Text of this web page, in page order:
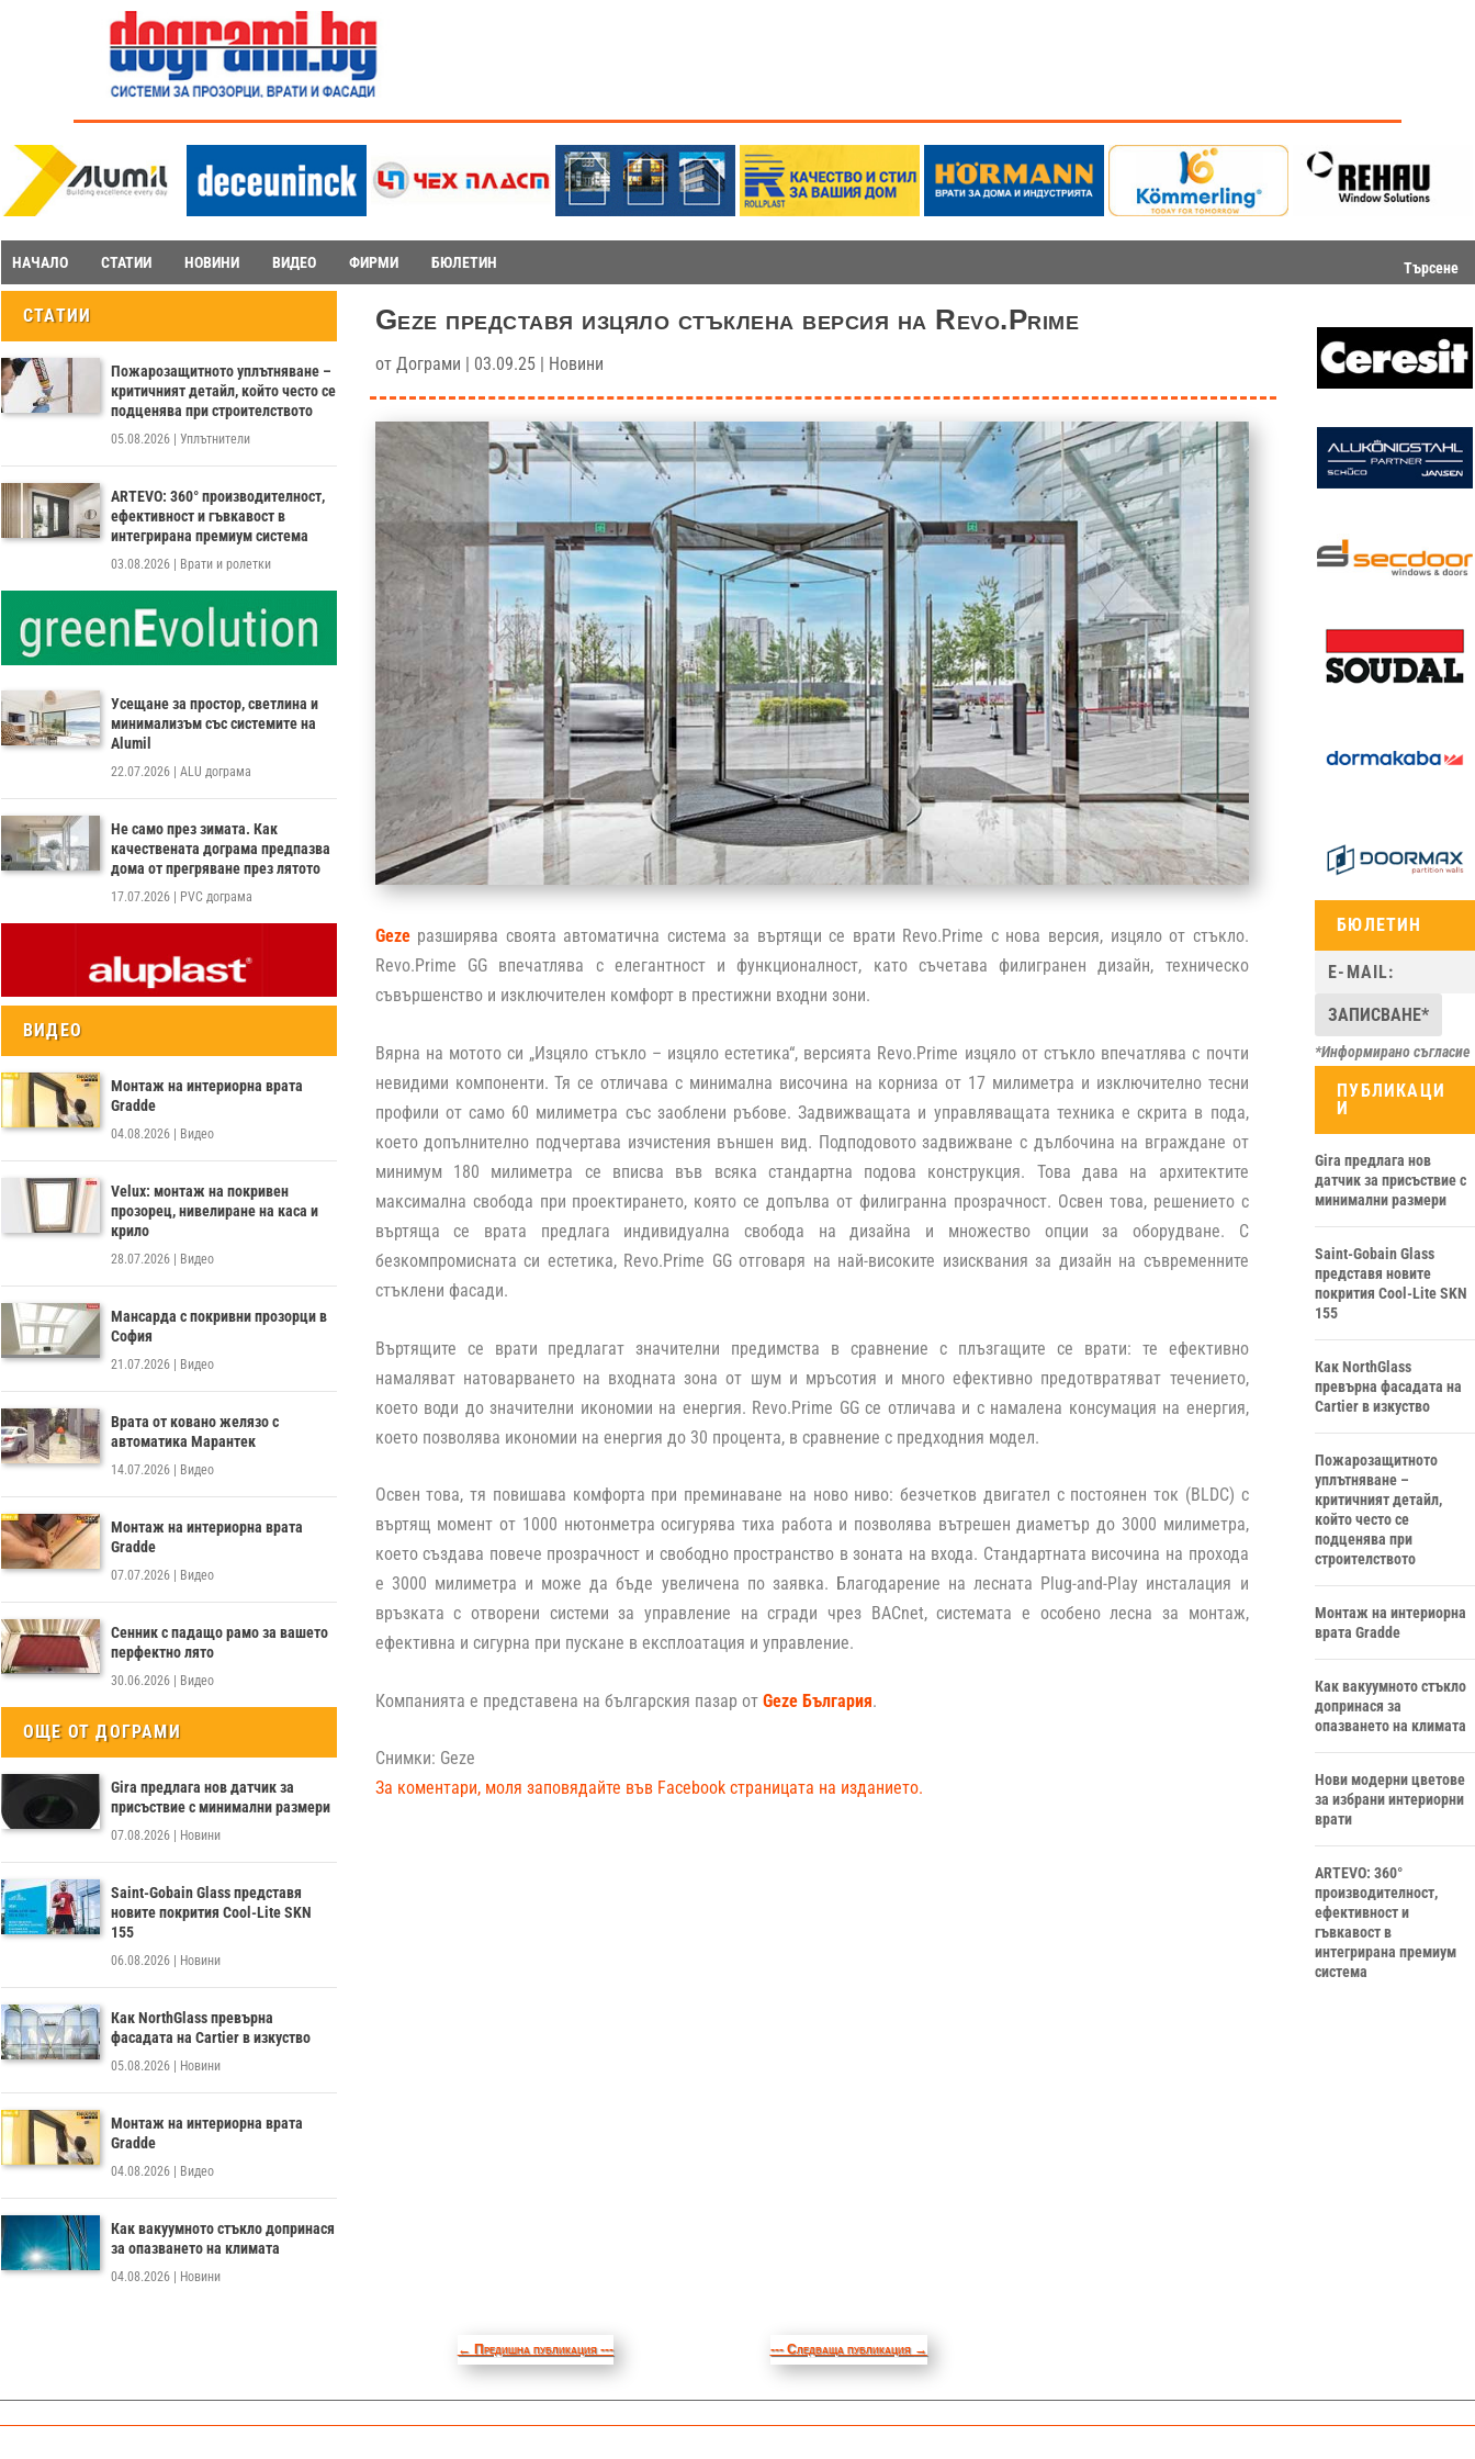
НАЧАЛО СТАТИИ НОВИНИ ВИДЕО ФИРМИ БЮЛЕТИН Търсене
СТАТИИ
Пожарозащитното уплътняване –
критичният детайл, който често се
подценява при строителството
05.08.2026 Уплътнители
ARTEVO: 360° производителност,
ефективност и гъвкавост в
интегрирана премиум система
03.08.2026 Врати и ролетки
Усещане за простор, светлина и
минимализъм със системите на
Alumil
22.07.2026 | ALU дограма
Не само през зимата. Как
качествената дограма предпазва
дома от прегряване през лятото
17.07.2026 | PVC дограма
ВИДЕО
Монтаж на интериорна врата
Gradde
04.08.2026 Видео
Velux: монтаж на покривен
прозорец, нивелиране на каса и
крило
28.07.2026 Видео
Мансарда с покривни прозорци в
София
21.07.2026 Видео
Врата от ковано желязо с
автоматика Марантек
14.07.2026 Видео
Монтаж на интериорна врата
Gradde
07.07.2026 Видео
Сенник с падащо рамо за вашето
перфектно лято
30.06.2026 Видео
ОЩЕ ОТ ДОГРАМИ
Gira предлага нов датчик за
присъствие с минимални размери
07.08.2026 Новини
Saint-Gobain Glass представя
новите покрития Cool-Lite SKN
155
06.08.2026 Новини
Как NorthGlass превърна
фасадата на Cartier в изкуство
05.08.2026 Новини
Монтаж на интериорна врата
Gradde
04.08.2026 Видео
Как вакуумното стъкло допринася
за опазването на климата
04.08.2026 Новини
Geze представя изцяло стъклена версия на Revo.Prime
от Дограми | 03.09.25| Новини
Gezeразширява своята автоматична система за въртящи се врати Revo.Prime с нова версия, изцяло от стъкло.
Revo.Prime GG впечатлява с елегантност и функционалност, като съчетава филигранен дизайн, техническо
съвършенство и изключителен комфорт в престижни входни зони.
Вярна на мотото си „Изцяло стъкло – изцяло естетика“, версията Revo.Prime изцяло от стъкло впечатлява с почти
невидими компоненти. Тя се отличава с минимална височина на корниза от 17 милиметра и изключително тесни
профили от само 60 милиметра със заоблени ръбове. Задвижващата и управляващата техника е скрита в пода,
което допълнително подчертава изчистения външен вид. Подподовото задвижване с дълбочина на вграждане от
минимум 180 милиметра се вписва във всяка стандартна подова конструкция. Това дава на архитектите
максимална свобода при проектирането, която се допълва от филигранна прозрачност. Освен това, решението с
въртяща се врата предлага индивидуална свобода на дизайна и множество опции за оборудване. С
безкомпромисната си естетика, Revo.Prime GG отговаря на най-високите изисквания за дизайн на съвременните
стъклени фасади.
Въртящите се врати предлагат значителни предимства в сравнение с плъзгащите се врати: те ефективно
намаляват натоварването на входната зона от шум и мръсотия и много ефективно предотвратяват течението,
което води до значителни икономии на енергия. Revo.Prime GG се отличава и с намалена консумация на енергия,
което позволява икономии на енергия до 30 процента, в сравнение с предходния модел.
Освен това, тя повишава комфорта при преминаване на ново ниво: безчетков двигател с постоянен ток (BLDC) с
въртящ момент от 1000 нютонметра осигурява тиха работа и позволява вътрешен диаметър до 3000 милиметра,
което създава повече прозрачност и свободно пространство в зоната на входа. Стандартната височина на прохода
е 3000 милиметра и може да бъде увеличена по заявка. Благодарение на лесната Plug-and-Play инсталация и
връзката с отворени системи за управление на сгради чрез BACnet, системата е особено лесна за монтаж,
ефективна и сигурна при пускане в експлоатация и управление.
Компанията е представена на българския пазар от Geze България.
Снимки: Geze
За коментари, моля заповядайте във Facebook страницата на изданието.
БЮЛЕТИН
*Информирано съгласие
ПУБЛИКАЦИ
И
Gira предлага нов
датчик за присъствие с
минимални размери
Saint-Gobain Glass
представя новите
покрития Cool-Lite SKN
155
Как NorthGlass
превърна фасадата на
Cartier в изкуство
Пожарозащитното
уплътняване –
критичният детайл,
който често се
подценява при
строителството
Монтаж на интериорна
врата Gradde
Как вакуумното стъкло
допринася за
опазването на климата
Нови модерни цветове
за избрани интериорни
врати
ARTEVO: 360°
производителност,
ефективност и
гъвкавост в
интегрирана премиум
система
← Предишна публикация --- --- Следваща публикация →